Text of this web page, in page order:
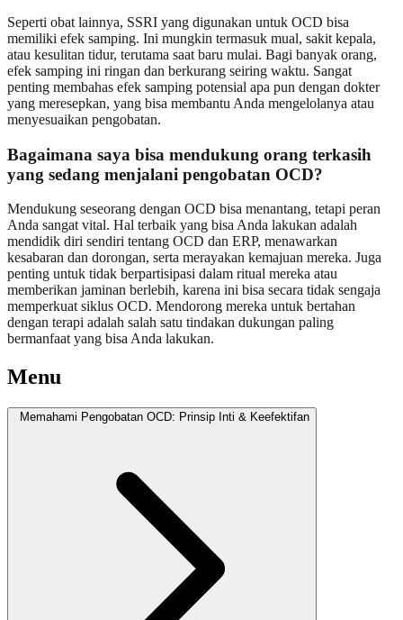
Seperti obat lainnya, SSRI yang digunakan untuk OCD bisa
memiliki efek samping. Ini mungkin termasuk mual, sakit kepala,
atau kesulitan tidur, terutama saat baru mulai. Bagi banyak orang,
efek samping ini ringan dan berkurang seiring waktu. Sangat
penting membahas efek samping potensial apa pun dengan dokter
yang meresepkan, yang bisa membantu Anda mengelolanya atau
menyesuaikan pengobatan.
Bagaimana saya bisa mendukung orang terkasih
yang sedang menjalani pengobatan OCD?
Mendukung seseorang dengan OCD bisa menantang, tetapi peran
Anda sangat vital. Hal terbaik yang bisa Anda lakukan adalah
mendidik diri sendiri tentang OCD dan ERP, menawarkan
kesabaran dan dorongan, serta merayakan kemajuan mereka. Juga
penting untuk tidak berpartisipasi dalam ritual mereka atau
memberikan jaminan berlebih, karena ini bisa secara tidak sengaja
memperkuat siklus OCD. Mendorong mereka untuk bertahan
dengan terapi adalah salah satu tindakan dukungan paling
bermanfaat yang bisa Anda lakukan.
Menu
Memahami Pengobatan OCD: Prinsip Inti & Keefektifan